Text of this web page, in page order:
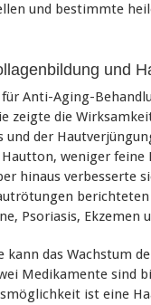
und bestimmte
und
Anti-Aging-
zeigte die
und der
weniger
hinaus verbesserte
Psoriasis, Ekzemen
kann das Wachstum
Medikamente sind
ist eine